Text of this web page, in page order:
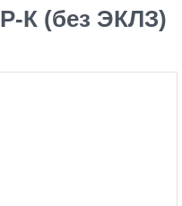
К (без ЭКЛЗ)